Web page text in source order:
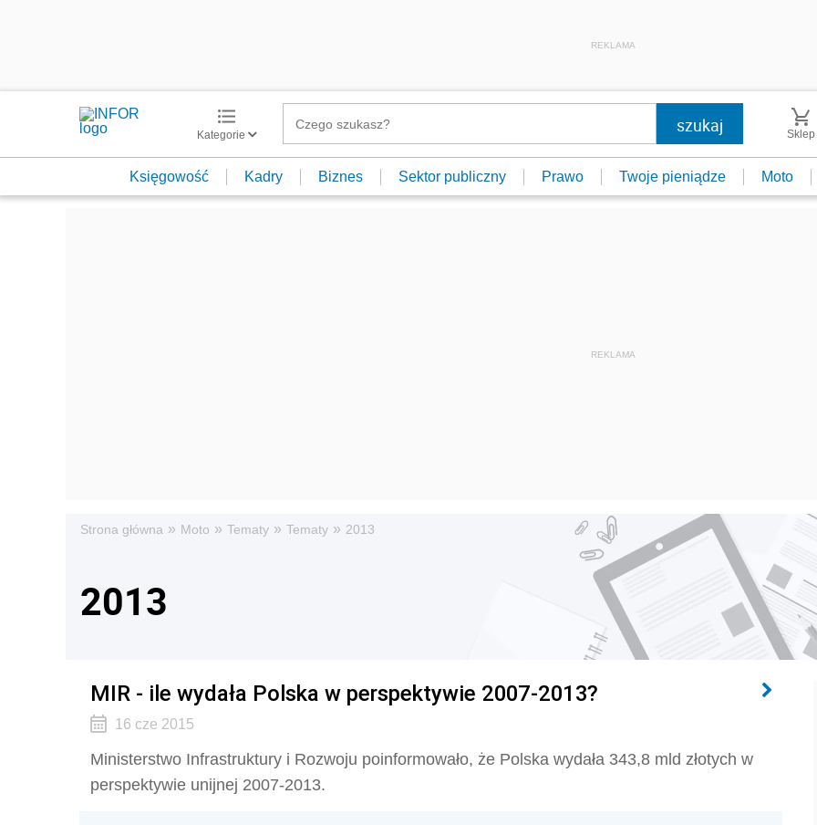
REKLAMA
Kategorie Sklep
Księgowość Kadry Biznes Sektor publiczny Prawo Twoje pieniądze Moto
Strona główna » Moto » Tematy » Tematy » 2013
2013
MIR - ile wydała Polska w perspektywie 2007-2013?
16 cze 2015
Ministerstwo Infrastruktury i Rozwoju poinformowało, że Polska wydała 343,8 mld złotych w
perspektywie unijnej 2007-2013.